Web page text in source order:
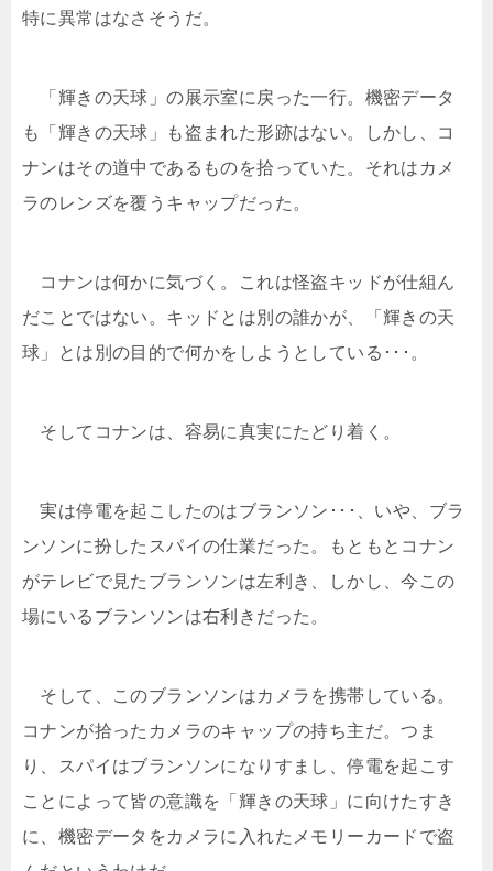
特に異常はなさそうだ。
「輝きの天球」の展示室に戻った一行。機密データ
も「輝きの天球」も盗まれた形跡はない。しかし、コ
ナンはその道中であるものを拾っていた。それはカメ
ラのレンズを覆うキャップだった。
コナンは何かに気づく。これは怪盗キッドが仕組ん
だことではない。キッドとは別の誰かが、「輝きの天
球」とは別の目的で何かをしようとしている･･･。
そしてコナンは、容易に真実にたどり着く。
実は停電を起こしたのはブランソン･･･、いや、ブラ
ンソンに扮したスパイの仕業だった。もともとコナン
がテレビで見たブランソンは左利き、しかし、今この
場にいるブランソンは右利きだった。
そして、このブランソンはカメラを携帯している。
コナンが拾ったカメラのキャップの持ち主だ。つま
り、スパイはブランソンになりすまし、停電を起こす
ことによって皆の意識を「輝きの天球」に向けたすき
に、機密データをカメラに入れたメモリーカードで盗